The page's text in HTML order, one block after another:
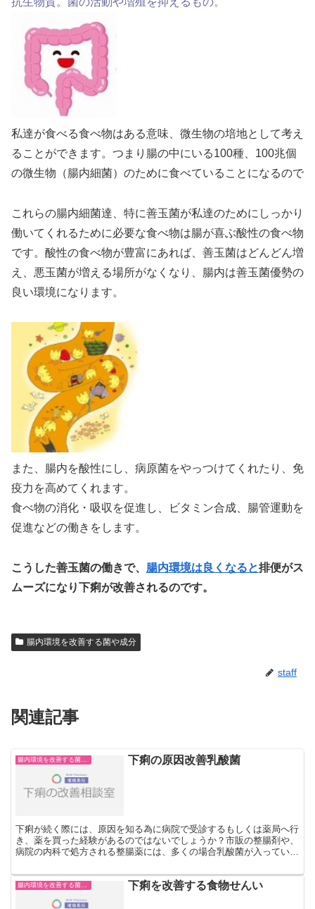
私達が食べる食べ物はある意味、微生物の培地として考え
ることができます。つまり腸の中にいる100種、100兆個
の微生物（腸内細菌）のために食べていることになるので
これらの腸内細菌達、特に善玉菌が私達のためにしっかり
働いてくれるために必要な食べ物は腸が喜ぶ酸性の食べ物
です。酸性の食べ物が豊富にあれば、善玉菌はどんどん増
え、悪玉菌が増える場所がなくなり、腸内は善玉菌優勢の
良い環境になります。
また、腸内を酸性にし、病原菌をやっつけてくれたり、免
疫力を高めてくれます。
食べ物の消化・吸収を促進し、ビタミン合成、腸管運動を
促進などの働きをします。
こうした善玉菌の働きで、 腸内環境は良くなると排便がス
ムーズになり下痢が改善されるのです。
腸内環境を改善する菌や成分
staff
関連記事
腸内環境を改善する菌や成分 下痢の原因改善乳酸菌
下痢が続く際には、原因を知る為に病院で受診するもしくは薬局へ行
き、薬を買った経験があるのではないでしょうか？市販の整腸剤や、
病院の内科で処方される整腸薬には、多くの場合乳酸菌が入っていま
腸内環境を改善する菌や成分 下痢を改善する食物せんい